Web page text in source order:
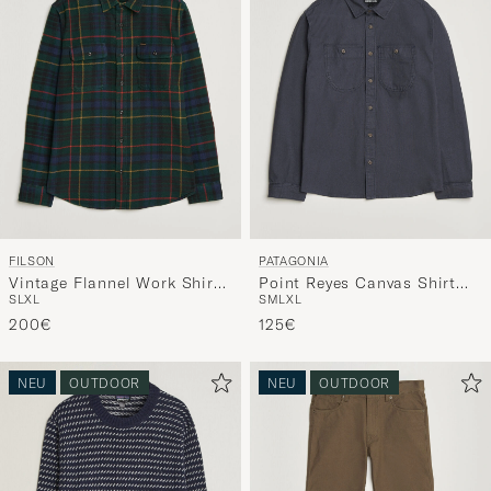
FILSON
Vintage Flannel Work Shirt
Green/Navy
SLXL
200€
PATAGONIA
Point Reyes Canvas Shirt
Smolder Blue
SMLXL
125€
NEU OUTDOOR NEU OUTDOOR